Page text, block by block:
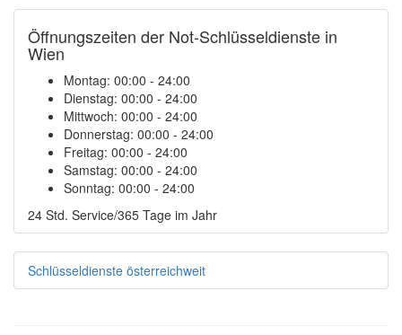
Öffnungszeiten der Not-Schlüsseldienste in
Wien
Montag: 00:00 - 24:00
Dienstag: 00:00 - 24:00
Mittwoch: 00:00 - 24:00
Donnerstag: 00:00 - 24:00
Freitag: 00:00 - 24:00
Samstag: 00:00 - 24:00
Sonntag: 00:00 - 24:00
24 Std. Service/365 Tage im Jahr
Schlüsseldienste österreichweit